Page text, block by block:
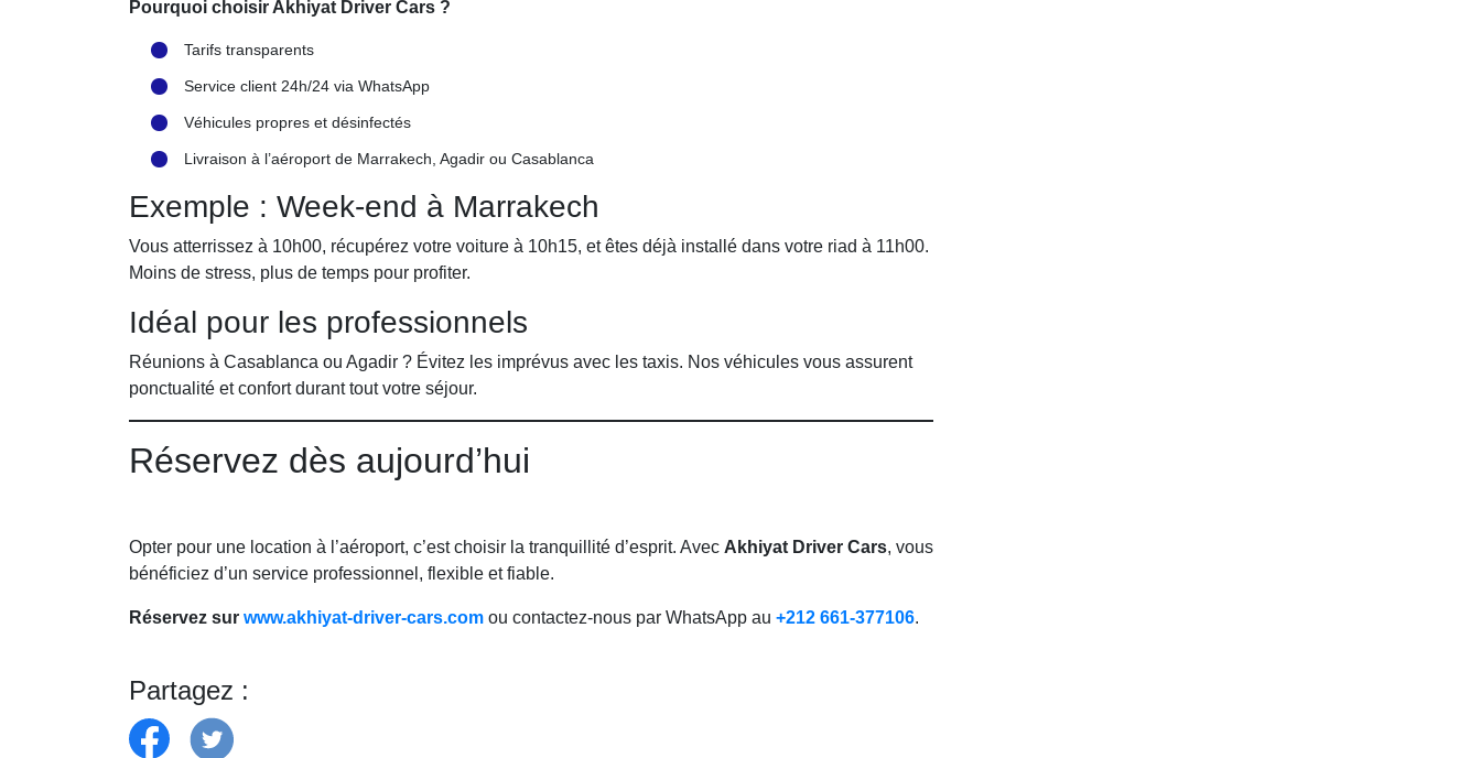
Pourquoi choisir Akhiyat Driver Cars ?
Tarifs transparents
Service client 24h/24 via WhatsApp
Véhicules propres et désinfectés
Livraison à l’aéroport de Marrakech, Agadir ou Casablanca
Exemple : Week-end à Marrakech
Vous atterrissez à 10h00, récupérez votre voiture à 10h15, et êtes déjà installé dans votre riad à 11h00.
Moins de stress, plus de temps pour profiter.
Idéal pour les professionnels
Réunions à Casablanca ou Agadir ? Évitez les imprévus avec les taxis. Nos véhicules vous assurent
ponctualité et confort durant tout votre séjour.
Réservez dès aujourd’hui
Opter pour une location à l’aéroport, c’est choisir la tranquillité d’esprit. Avec Akhiyat Driver Cars, vous
bénéficiez d’un service professionnel, flexible et fiable.
Réservez sur www.akhiyat-driver-cars.com ou contactez-nous par WhatsApp au +212 661-377106.
Partagez :